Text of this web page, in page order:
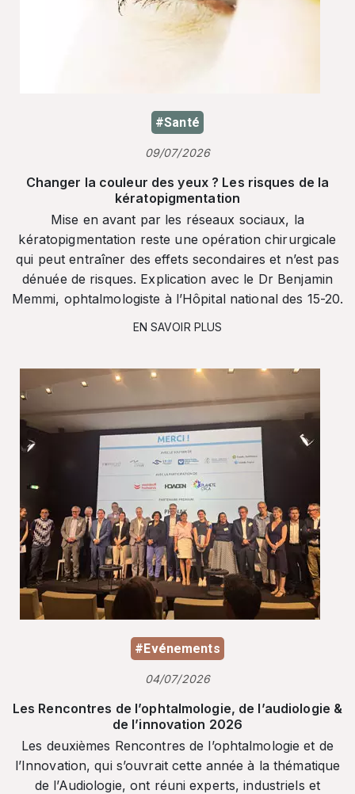
#Santé
09/07/2026
Changer la couleur des yeux ? Les risques de la
kératopigmentation
Mise en avant par les réseaux sociaux, la
kératopigmentation reste une opération chirurgicale
qui peut entraîner des effets secondaires et n’est pas
dénuée de risques. Explication avec le Dr Benjamin
Memmi, ophtalmologiste à l’Hôpital national des 15-20.
EN SAVOIR PLUS
#Evénements
04/07/2026
Les Rencontres de l’ophtalmologie, de l’audiologie &
de l’innovation 2026
Les deuxièmes Rencontres de l’ophtalmologie et de
l’Innovation, qui s’ouvrait cette année à la thématique
de l’Audiologie, ont réuni experts, industriels et